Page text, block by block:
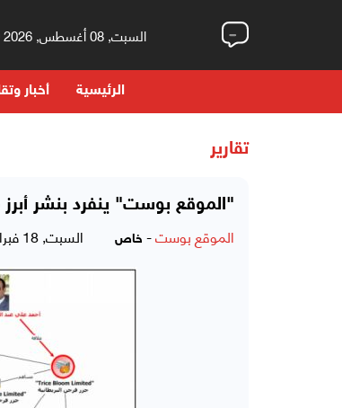
السبت, 08 أغسطس, 2026 02:10 صباحاً
الرئيسية أخبار
تقارير
"الموقع بوست" ينفرد بنشر أبرز
الموقع بوست- خاص السبت, 18 فبراير, 2017 - 05:35 صباحاً